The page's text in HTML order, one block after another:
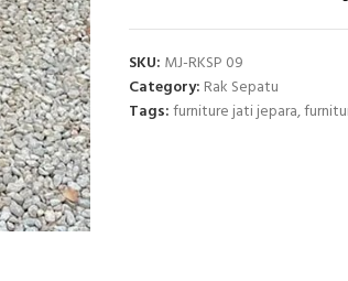
SKU: MJ-RKSP 09
Category: Rak Sepatu
Tags:furniture jati jepara,